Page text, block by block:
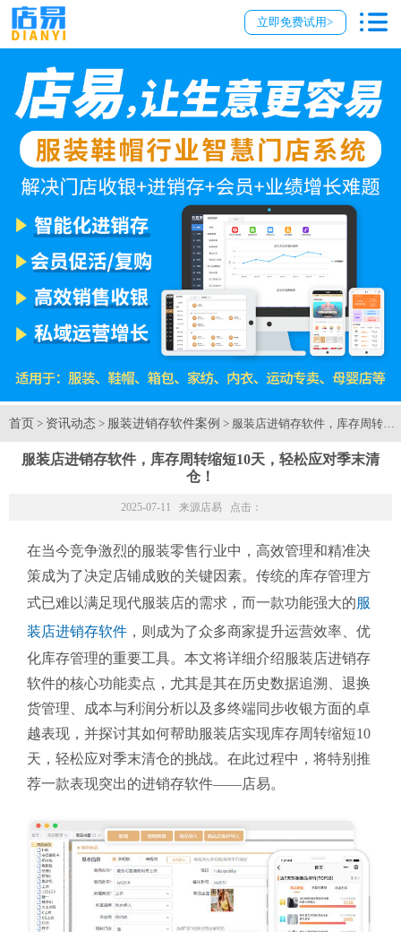
立即免费试用>
首页 > 资讯动态 > 服装进销存软件案例 > 服装店进销存软件，库存周转缩
服装店进销存软件，库存周转缩短10天，轻松应对季末清
仓！
2025-07-11 来源店易 点击：
在当今竞争激烈的服装零售行业中，高效管理和精准决
策成为了决定店铺成败的关键因素。传统的库存管理方
式已难以满足现代服装店的需求，而一款功能强大的服
装店进销存软件 ，则成为了众多商家提升运营效率、优
化库存管理的重要工具。本文将详细介绍服装店进销存
软件的核心功能卖点，尤其是其在历史数据追溯、退换
货管理、成本与利润分析以及多终端同步收银方面的卓
越表现，并探讨其如何帮助服装店实现库存周转缩短10
天，轻松应对季末清仓的挑战。在此过程中，将特别推
荐一款表现突出的进销存软件——店易。